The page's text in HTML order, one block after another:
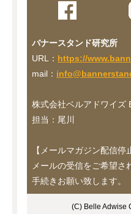
バナースタンド研究所
URL： https://
mail：
株式会社ベルアドワイズ
担当：尾川
【メールマガジン配信停
メールの受信をご希望さ
手続きお願い致します。
(C) Belle Adwise